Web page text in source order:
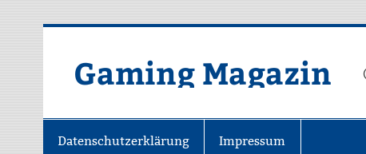
Gaming Magazin
Datenschutzerklärung Impressum